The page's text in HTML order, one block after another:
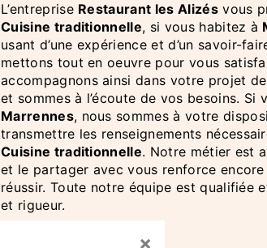
×
L’entreprise Restaurant les Alizésvous
Cuisine traditionnelle, si vous habitez à
usant d’une expérience et d’un savoir-
mettons tout en oeuvre pour vous
accompagnons ainsi dans votre projet de
et sommes à l’écoute de vos besoins. Si
Marrennes, nous sommes à votre
transmettre les renseignements
Cuisine traditionnelle. Notre métier est
et le partager avec vous renforce
réussir. Toute notre équipe est qualifiée
et rigueur.